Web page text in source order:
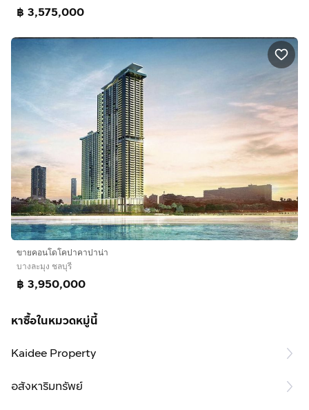
฿ 3,575,000
ขายคอนโดโคปาคาปาน่า
บางละมุง ชลบุรี
฿ 3,950,000
หาซื้อในหมวดหมู่นี้
Kaidee Property
อสังหาริมทรัพย์